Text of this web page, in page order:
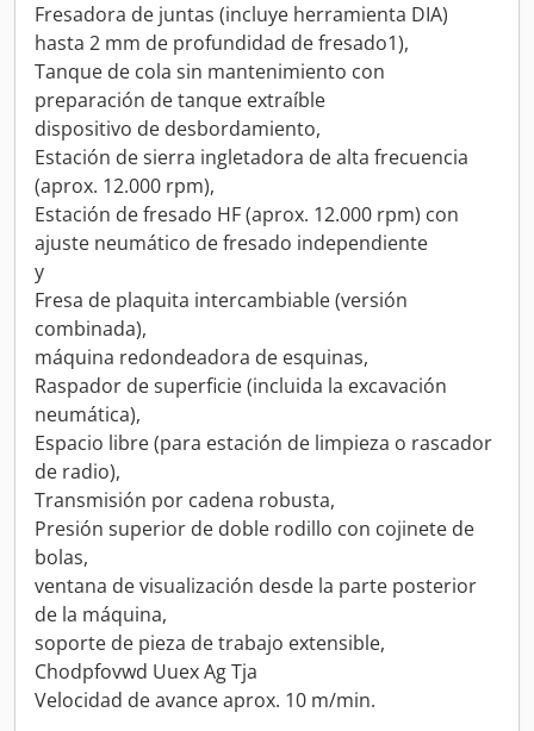
Fresadora de juntas (incluye herramienta DIA)
hasta 2 mm de profundidad de fresado1),
Tanque de cola sin mantenimiento con
preparación de tanque extraíble
dispositivo de desbordamiento,
Estación de sierra ingletadora de alta frecuencia
(aprox. 12.000 rpm),
Estación de fresado HF (aprox. 12.000 rpm) con
ajuste neumático de fresado independiente
y
Fresa de plaquita intercambiable (versión
combinada),
máquina redondeadora de esquinas,
Raspador de superficie (incluida la excavación
neumática),
Espacio libre (para estación de limpieza o rascador
de radio),
Transmisión por cadena robusta,
Presión superior de doble rodillo con cojinete de
bolas,
ventana de visualización desde la parte posterior
de la máquina,
soporte de pieza de trabajo extensible,
Chodpfovwd Uuex Ag Tja
Velocidad de avance aprox. 10 m/min.